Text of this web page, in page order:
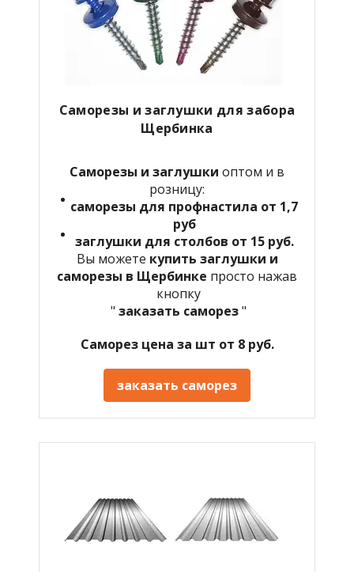
Саморезы и заглушки для забора
Щербинка
Саморезы и заглушки оптом и в
розницу:
саморезы для профнастила от 1,7
руб
заглушки для столбов от 15 руб.
Вы можете купить заглушки и
саморезы в Щербинке просто нажав
кнопку
" заказать саморез"
Саморез цена за шт от 8 руб.
заказать саморез